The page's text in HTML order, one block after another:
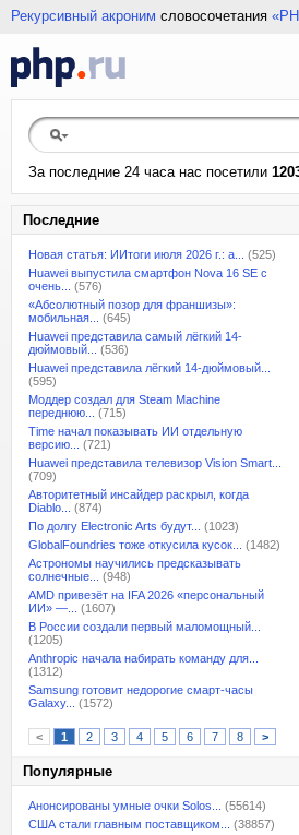
Рекурсивный акроним словосочетания
За последние 24 часа нас посетили
Последние
Новая статья: ИИтоги июля 2026 г.: а...
(525)
Huawei выпустила смартфон Nova 16 SE с
очень...
(576)
«Абсолютный позор для франшизы»:
мобильная...
(645)
Huawei представила самый лёгкий 14-
дюймовый...
(536)
Huawei представила лёгкий 14-дюймовый...
(595)
Моддер создал для Steam Machine
переднюю...
(715)
Time начал показывать ИИ отдельную
версию...
(721)
Huawei представила телевизор Vision Smart...
(709)
Авторитетный инсайдер раскрыл, когда
Diablo...
(874)
По долгу Electronic Arts будут...
(1023)
GlobalFoundries тоже откусила кусок...
(1482)
Астрономы научились предсказывать
солнечные...
(948)
AMD привезёт на IFA 2026 «персональный
ИИ» —...
(1607)
В России создали первый маломощный...
(1205)
Anthropic начала набирать команду для...
(1312)
Samsung готовит недорогие смарт-часы
Galaxy...
(1572)
< 1 2 3 4 5 6 7 8 >
Популярные
Анонсированы умные очки Solos...
(55614)
США стали главным поставщиком...
(38857)